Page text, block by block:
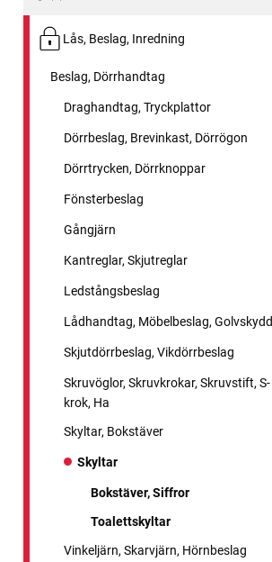
Lås, Beslag, Inredning
Beslag, Dörrhandtag
Draghandtag, Tryckplattor
Dörrbeslag, Brevinkast, Dörrögon
Dörrtrycken, Dörrknoppar
Fönsterbeslag
Gångjärn
Kantreglar, Skjutreglar
Ledstångsbeslag
Lådhandtag, Möbelbeslag, Golvskydd
Skjutdörrbeslag, Vikdörrbeslag
Skruvöglor, Skruvkrokar, Skruvstift, S-
krok, Ha
Skyltar, Bokstäver
Skyltar
Bokstäver, Siffror
Toalettskyltar
Vinkeljärn, Skarvjärn, Hörnbeslag